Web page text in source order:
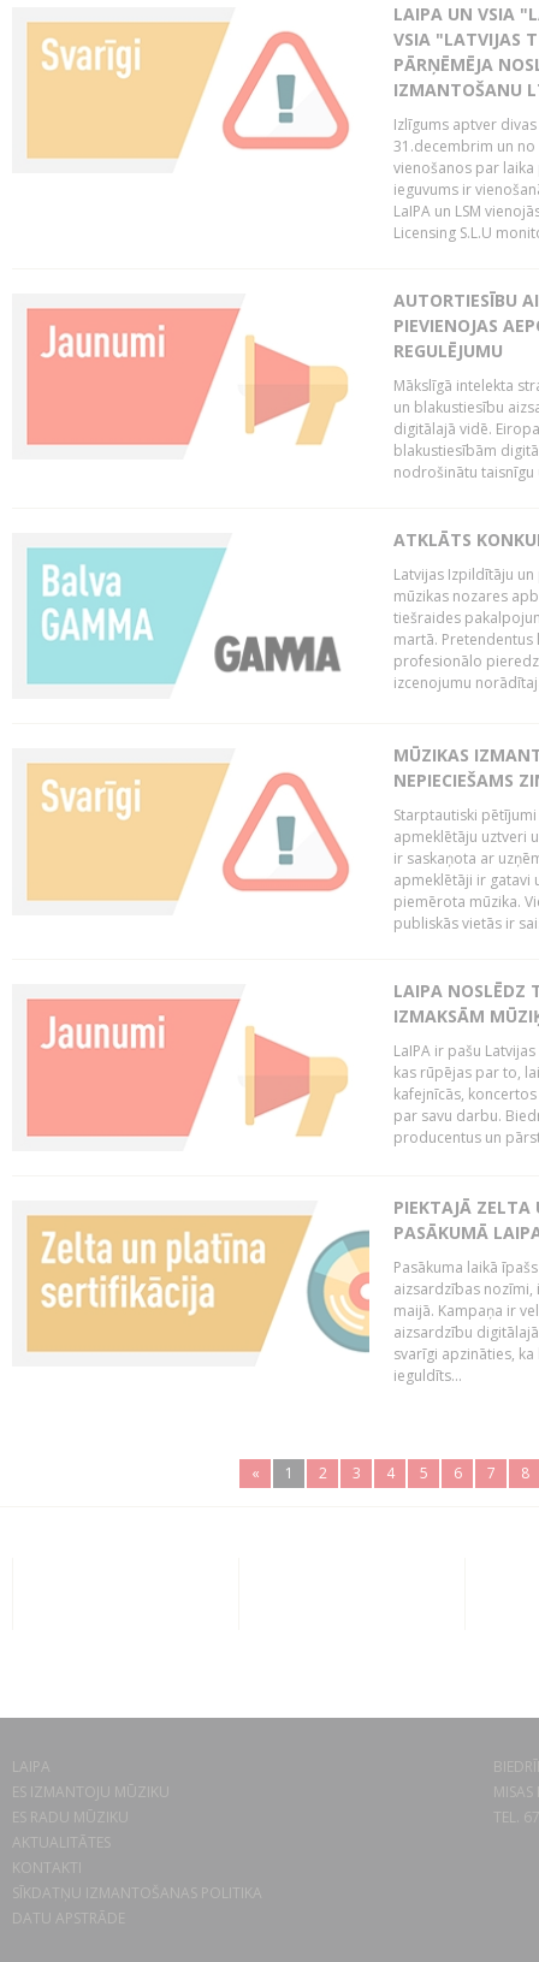
LAIPA UN VSIA
VSIA "LATVIJAS
PĀRŅĒMĒJA
IZMANTOŠANU
Izlīgums aptver
31.decembrim un no
vienošanos par
ieguvums ir
LaIPA un LSM
Licensing S.L.U
AUTORTIESĪBU
PIEVIENOJAS
REGULĒJUMU
Mākslīgā intelekta
un blakustiesību
digitālajā vidē.
blakustiesībām
nodrošinātu taisnīgu
ATKLĀTS
Latvijas Izpildītāju
mūzikas nozares
tiešraides
martā. Pretendentus
profesionālo
izcenojumu
MŪZIKAS
NEPIECIEŠAMS
Starptautiski
apmeklētāju uztveri
ir saskaņota ar
apmeklētāji ir gatavi
piemērota mūzika.
publiskās vietās ir
LAIPA NOSLĒDZ
IZMAKSĀM
LaIPA ir pašu
kas rūpējas par to,
kafejnīcās,
par savu darbu.
producentus un
PIEKTAJĀ ZELTA
PASĀKUMĀ
Pasākuma laikā
aizsardzības nozīmi,
maijā. Kampaņa ir
aizsardzību
svarīgi apzināties,
ieguldīts...
« 1 2 3 4 5 6 7 8
LAIPA
ES IZMANTOJU MŪZIKU
ES RADU MŪZIKU
AKTUALITĀTES
KONTAKTI
SĪKDATŅU IZMANTOŠANAS POLITIKA
DATU APSTRĀDE
TEL.